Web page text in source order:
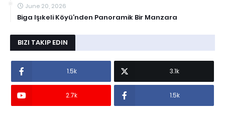
June 20, 2026
Biga Işıkeli Köyü’nden Panoramik Bir Manzara
BIZI TAKIP EDIN
1.5k 3.1k
2.7k 1.5k